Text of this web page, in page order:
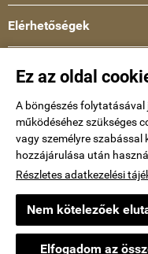
Ez az oldal
A böngészés folytatásával
működéséhez szükséges
vagy személyre szabással
hozzájárulása után
Részletes adatkezelési
Nem kötelezőek
Elfogadom az
Elérhetőségek
Telefonszám: +36-30-634-
E-mail:
kataullmann@gmail.com